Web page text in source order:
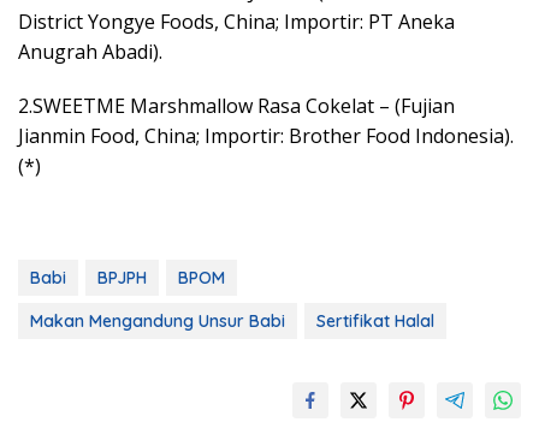
District Yongye Foods, China; Importir: PT Aneka
Anugrah Abadi).
2.SWEETME Marshmallow Rasa Cokelat – (Fujian
Jianmin Food, China; Importir: Brother Food Indonesia).
(*)
Babi BPJPH
BPOM
Makan Mengandung Unsur Babi
Sertifikat Halal